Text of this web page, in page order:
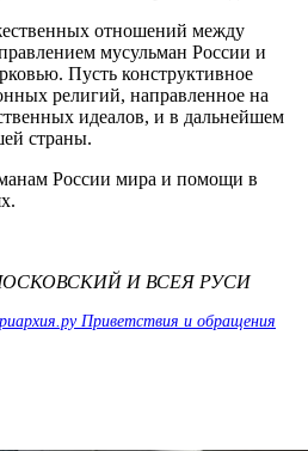
отношений между
мусульман России и
Пусть конструктивное
религий, направленное на
идеалов, и в дальнейшем
страны.
России мира и помощи в
И ВСЕЯ РУСИ
Приветствия и обращения